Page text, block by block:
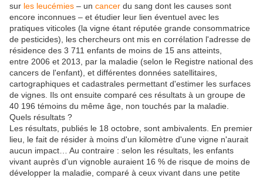
sur les leucémies – un cancer du sang dont les causes sont
encore inconnues – et étudier leur lien éventuel avec les
pratiques viticoles (la vigne étant réputée grande consommatrice
de pesticides), les chercheurs ont mis en corrélation l'adresse de
résidence des 3 711 enfants de moins de 15 ans atteints,
entre 2006 et 2013, par la maladie (selon le Registre national des
cancers de l'enfant), et différentes données satellitaires,
cartographiques et cadastrales permettant d'estimer les surfaces
de vignes. Ils ont ensuite comparé ces résultats à un groupe de
40 196 témoins du même âge, non touchés par la maladie.
Quels résultats ?
Les résultats, publiés le 18 octobre, sont ambivalents. En premier
lieu, le fait de résider à moins d'un kilomètre d'une vigne n'aurait
aucun impact… Au contraire : selon les résultats, les enfants
vivant auprès d'un vignoble auraient 16 % de risque de moins de
développer la maladie, comparé à ceux vivant dans une petite